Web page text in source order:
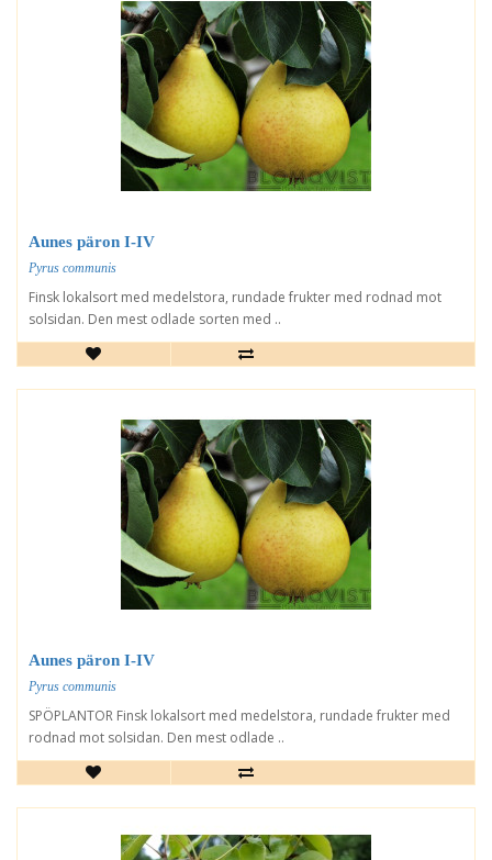
Aunes päron I-IV
Pyrus communis
Finsk lokalsort med medelstora, rundade frukter med rodnad mot
solsidan. Den mest odlade sorten med ..
Aunes päron I-IV
Pyrus communis
SPÖPLANTOR Finsk lokalsort med medelstora, rundade frukter med
rodnad mot solsidan. Den mest odlade ..